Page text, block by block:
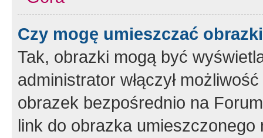
Czy mogę umieszczać
Tak, obrazki mogą być
administrator włączył
obrazek bezpośrednio na
link do obrazka